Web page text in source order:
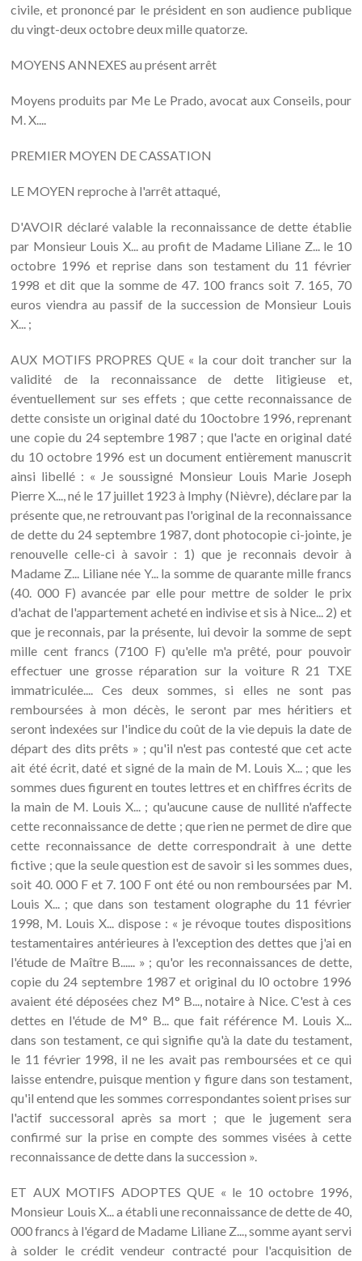
civile, et prononcé par le président en son audience publique
du vingt-deux octobre deux mille quatorze.
MOYENS ANNEXES au présent arrêt
Moyens produits par Me Le Prado, avocat aux Conseils, pour
M. X....
PREMIER MOYEN DE CASSATION
LE MOYEN reproche à l'arrêt attaqué,
D'AVOIR déclaré valable la reconnaissance de dette établie
par Monsieur Louis X... au profit de Madame Liliane Z... le 10
octobre 1996 et reprise dans son testament du 11 février
1998 et dit que la somme de 47. 100 francs soit 7. 165, 70
euros viendra au passif de la succession de Monsieur Louis
X... ;
AUX MOTIFS PROPRES QUE « la cour doit trancher sur la
validité de la reconnaissance de dette litigieuse et,
éventuellement sur ses effets ; que cette reconnaissance de
dette consiste un original daté du 10octobre 1996, reprenant
une copie du 24 septembre 1987 ; que l'acte en original daté
du 10 octobre 1996 est un document entièrement manuscrit
ainsi libellé : « Je soussigné Monsieur Louis Marie Joseph
Pierre X..., né le 17 juillet 1923 à Imphy (Nièvre), déclare par la
présente que, ne retrouvant pas l'original de la reconnaissance
de dette du 24 septembre 1987, dont photocopie ci-jointe, je
renouvelle celle-ci à savoir : 1) que je reconnais devoir à
Madame Z... Liliane née Y... la somme de quarante mille francs
(40. 000 F) avancée par elle pour mettre de solder le prix
d'achat de l'appartement acheté en indivise et sis à Nice... 2) et
que je reconnais, par la présente, lui devoir la somme de sept
mille cent francs (7100 F) qu'elle m'a prêté, pour pouvoir
effectuer une grosse réparation sur la voiture R 21 TXE
immatriculée.... Ces deux sommes, si elles ne sont pas
remboursées à mon décès, le seront par mes héritiers et
seront indexées sur l'indice du coût de la vie depuis la date de
départ des dits prêts » ; qu'il n'est pas contesté que cet acte
ait été écrit, daté et signé de la main de M. Louis X... ; que les
sommes dues figurent en toutes lettres et en chiffres écrits de
la main de M. Louis X... ; qu'aucune cause de nullité n'affecte
cette reconnaissance de dette ; que rien ne permet de dire que
cette reconnaissance de dette correspondrait à une dette
fictive ; que la seule question est de savoir si les sommes dues,
soit 40. 000 F et 7. 100 F ont été ou non remboursées par M.
Louis X... ; que dans son testament olographe du 11 février
1998, M. Louis X... dispose : « je révoque toutes dispositions
testamentaires antérieures à l'exception des dettes que j'ai en
l'étude de Maître B...... » ; qu'or les reconnaissances de dette,
copie du 24 septembre 1987 et original du l0 octobre 1996
avaient été déposées chez M° B..., notaire à Nice. C'est à ces
dettes en l'étude de M° B... que fait référence M. Louis X...
dans son testament, ce qui signifie qu'à la date du testament,
le 11 février 1998, il ne les avait pas remboursées et ce qui
laisse entendre, puisque mention y figure dans son testament,
qu'il entend que les sommes correspondantes soient prises sur
l'actif successoral après sa mort ; que le jugement sera
confirmé sur la prise en compte des sommes visées à cette
reconnaissance de dette dans la succession ».
ET AUX MOTIFS ADOPTES QUE « le 10 octobre 1996,
Monsieur Louis X... a établi une reconnaissance de dette de 40,
000 francs à l'égard de Madame Liliane Z..., somme ayant servi
à solder le crédit vendeur contracté pour l'acquisition de